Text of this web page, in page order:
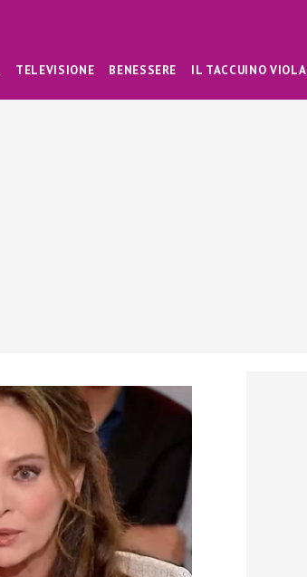
TELEVISIONE BENESSERE IL TACCUINO VIOLA